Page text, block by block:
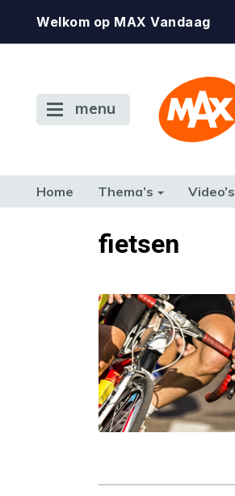
Welkom op MAX Vandaag
menu
Home Thema’s Video’s
TERUG NAAR TOENfietsen